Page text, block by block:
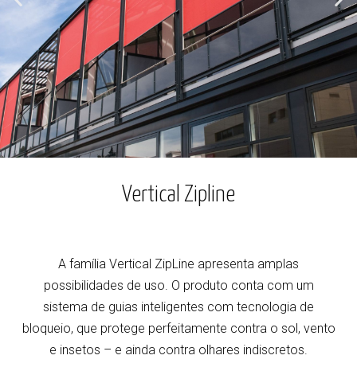
Vertical Zipline
A família Vertical ZipLine apresenta amplas
possibilidades de uso. O produto conta com um
sistema de guias inteligentes com tecnologia de
bloqueio, que protege perfeitamente contra o sol, vento
e insetos – e ainda contra olhares indiscretos.